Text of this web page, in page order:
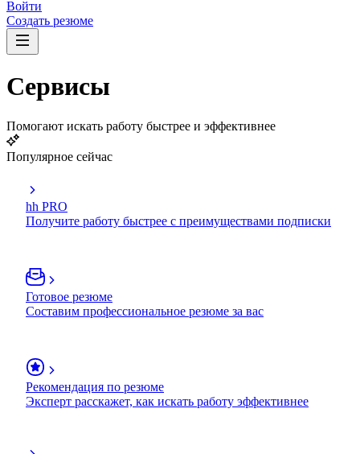
Войти
Создать резюме
Сервисы
Помогают искать работу быстрее и эффективнее
Популярное сейчас
hh PRO
Получите работу быстрее с преимуществами подписки
Готовое резюме
Составим профессиональное резюме за вас
Рекомендация по резюме
Эксперт расскажет, как искать работу эффективнее